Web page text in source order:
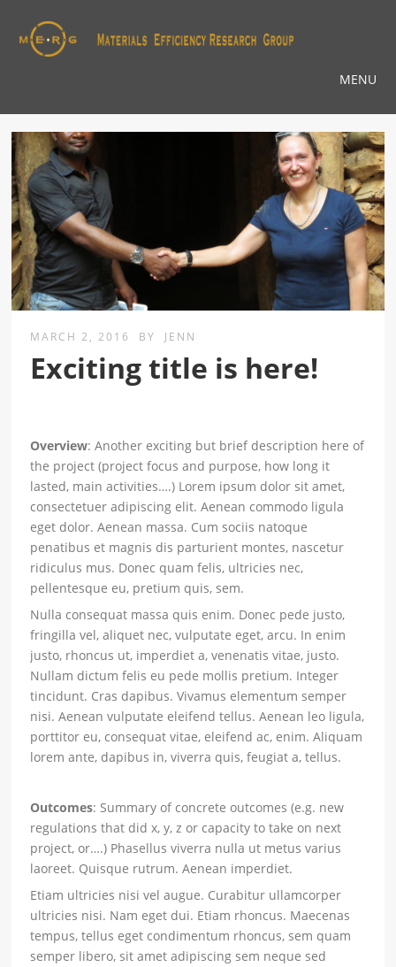
MENU
MARCH 2, 2016 BY JENN
Exciting title is here!
Overview: Another exciting but brief description here of
the project (project focus and purpose, how long it
lasted, main activities….) Lorem ipsum dolor sit amet,
consectetuer adipiscing elit. Aenean commodo ligula
eget dolor. Aenean massa. Cum sociis natoque
penatibus et magnis dis parturient montes, nascetur
ridiculus mus. Donec quam felis, ultricies nec,
pellentesque eu, pretium quis, sem.
Nulla consequat massa quis enim. Donec pede justo,
fringilla vel, aliquet nec, vulputate eget, arcu. In enim
justo, rhoncus ut, imperdiet a, venenatis vitae, justo.
Nullam dictum felis eu pede mollis pretium. Integer
tincidunt. Cras dapibus. Vivamus elementum semper
nisi. Aenean vulputate eleifend tellus. Aenean leo ligula,
porttitor eu, consequat vitae, eleifend ac, enim. Aliquam
lorem ante, dapibus in, viverra quis, feugiat a, tellus.
Outcomes: Summary of concrete outcomes (e.g. new
regulations that did x, y, z or capacity to take on next
project, or….) Phasellus viverra nulla ut metus varius
laoreet. Quisque rutrum. Aenean imperdiet.
Etiam ultricies nisi vel augue. Curabitur ullamcorper
ultricies nisi. Nam eget dui. Etiam rhoncus. Maecenas
tempus, tellus eget condimentum rhoncus, sem quam
semper libero, sit amet adipiscing sem neque sed